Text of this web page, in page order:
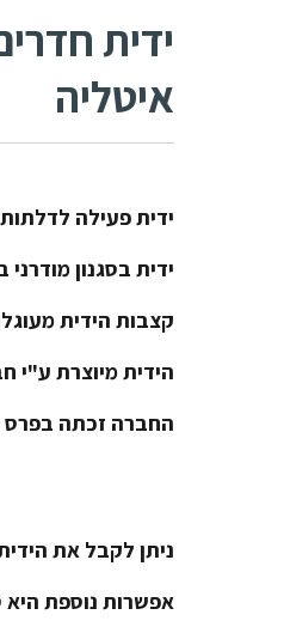
איטליה
ידית פעילה לדלתות
ידית בסגנון מודרני
קצבות הידית
הידית מיוצרת ע"י
החברה זכתה בפרס
ניתן לקבל את
אפשרות נוספת